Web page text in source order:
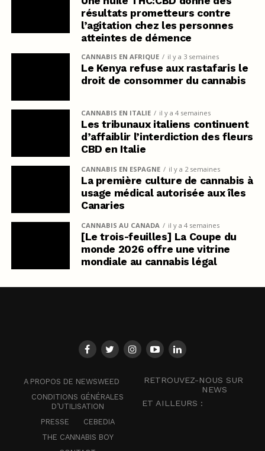
résultats prometteurs contre
l’agitation chez les personnes
atteintes de démence
CANNABIS EN AFRIQUE il y a 3 semaines
Le Kenya refuse aux rastafaris le
droit de consommer du cannabis
CANNABIS EN ITALIE il y a 4 semaines
Les tribunaux italiens continuent
d’affaiblir l’interdiction des fleurs
CBD en Italie
CANNABIS EN ESPAGNE il y a 2 semaines
La première culture de cannabis à
usage médical autorisée aux îles
Canaries
CANNABIS AU CANADA il y a 4 semaines
[Le trois-feuilles] La Coupe du
monde 2026 offre une vitrine
mondiale au cannabis légal
A PROPOS DE NEWSWEED
CONDITIONS GÉNÉRALES
D’UTILISATION
PRESSE
CEBEDIA
THE CANNABIS BOY
RETROUVEZ-NOUS SUR
NEWS
ET AILLEURS :